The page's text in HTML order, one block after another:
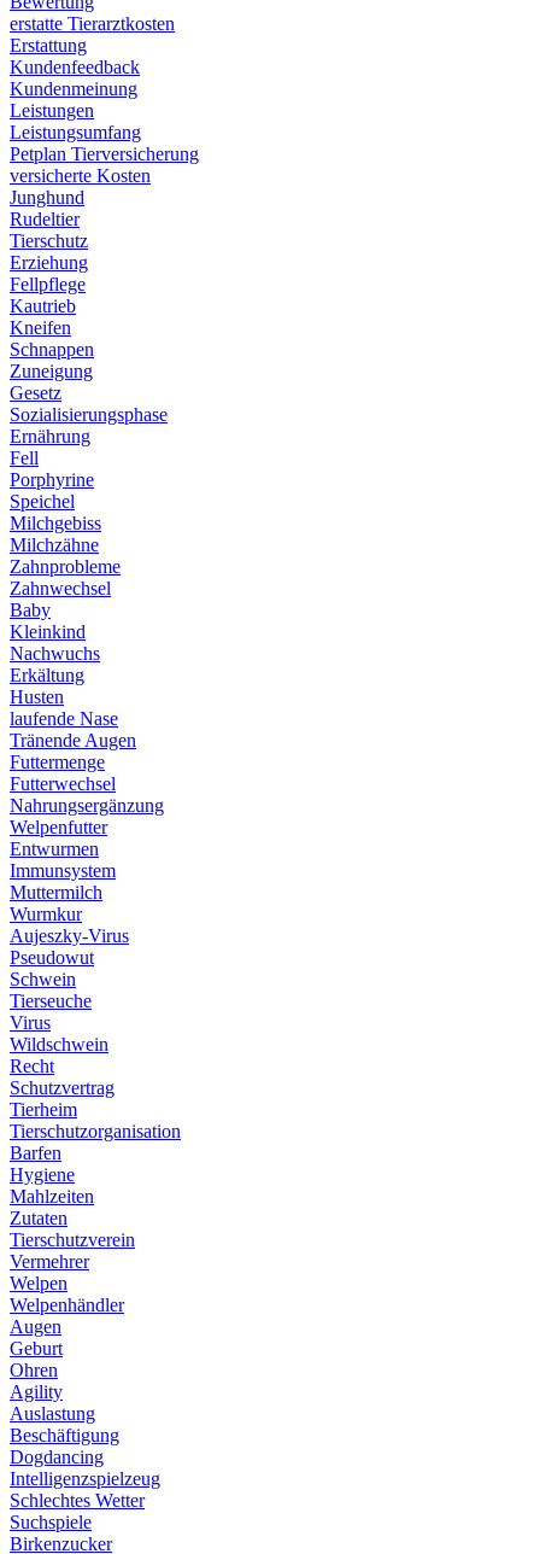
erstatte Tierarztkosten
Erstattung
Kundenfeedback
Kundenmeinung
Leistungen
Leistungsumfang
Petplan Tierversicherung
versicherte Kosten
Junghund
Rudeltier
Tierschutz
Erziehung
Fellpflege
Kautrieb
Kneifen
Schnappen
Zuneigung
Gesetz
Sozialisierungsphase
Ernährung
Fell
Porphyrine
Speichel
Milchgebiss
Milchzähne
Zahnprobleme
Zahnwechsel
Baby
Kleinkind
Nachwuchs
Erkältung
Husten
laufende Nase
Tränende Augen
Futtermenge
Futterwechsel
Nahrungsergänzung
Welpenfutter
Entwurmen
Immunsystem
Muttermilch
Wurmkur
Aujeszky-Virus
Pseudowut
Schwein
Tierseuche
Virus
Wildschwein
Recht
Schutzvertrag
Tierheim
Tierschutzorganisation
Barfen
Hygiene
Mahlzeiten
Zutaten
Tierschutzverein
Vermehrer
Welpen
Welpenhändler
Augen
Geburt
Ohren
Agility
Auslastung
Beschäftigung
Dogdancing
Intelligenzspielzeug
Schlechtes Wetter
Suchspiele
Birkenzucker